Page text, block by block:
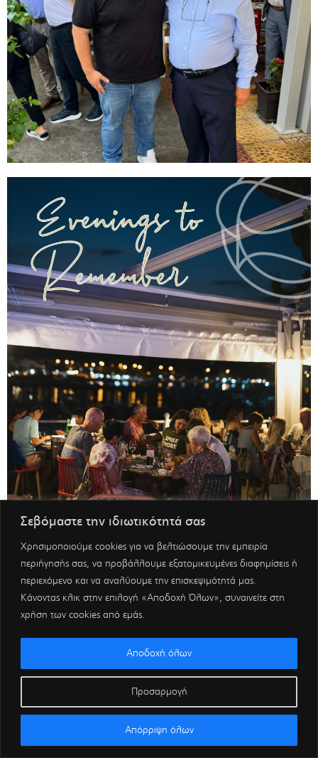
Σεβόμαστε την ιδιωτικότητά σας
Χρησιμοποιούμε cookies για να βελτιώσουμε την εμπειρία
περιήγησής σας, να προβάλλουμε εξατομικευμένες διαφημίσεις ή
περιεχόμενο και να αναλύουμε την επισκεψιμότητά μας.
Κάνοντας κλικ στην επιλογή «Αποδοχή Όλων», συναινείτε στη
χρήση των cookies από εμάς.
Προσαρμογή
Απόρριψη όλων
Αποδοχή όλων